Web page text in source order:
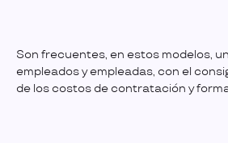
Son frecuentes, en estos modelos,
empleados y empleadas, con el
de los costos de contratación y